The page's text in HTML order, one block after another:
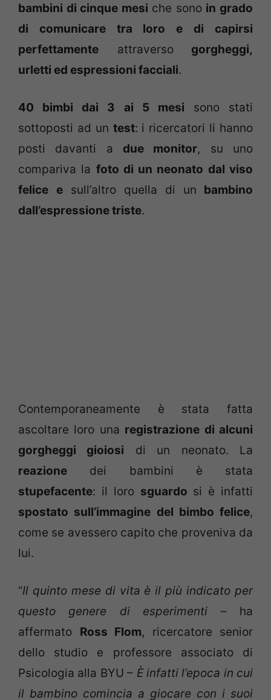
bambini di cinque mesi che sono in grado
di comunicare tra loro e di capirsi
perfettamente attraversogorgheggi,
urletti ed espressioni facciali.
40 bimbi dai 3 ai 5 mesi sono stati
sottoposti ad un test: i ricercatori li hanno
posti davanti a due monitor, su uno
compariva la foto di un neonato dal viso
felice
e sull’altro quella di un bambino
dall’espressione triste.
Contemporaneamente è stata fatta
ascoltare loro una registrazione di alcuni
gorgheggi gioiosi di un neonato. La
reazione dei bambini è stata
stupefacente: il loro sguardo si è infatti
spostato sull’immagine del bimbo felice,
come se avessero capito che proveniva da
lui.
“Il quinto mese di vita è il più indicato per
questo genere di esperimenti – ha
affermato Ross Flom, ricercatore senior
dello studio e professore associato di
Psicologia alla BYU – È infatti l’epoca in cui
il bambino comincia a giocare con i suoi